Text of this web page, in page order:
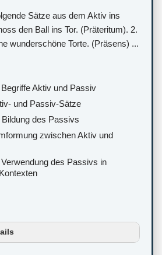
Aktiv und Passiv
und Passiv-Sätze
des Passivs
zwischen Aktiv und
des Passivs in